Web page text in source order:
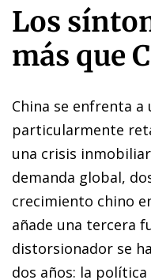
Los
más que
China se enfrenta
particularmente
una crisis
demanda global,
crecimiento chino
añade una tercera
distorsionador se
dos años: la política